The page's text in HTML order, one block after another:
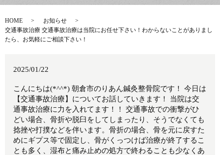
HOME
お知らせ
交通事故治療 交通事故治療は当院にお任せ下さい！わからないことがありまし
たら、お気軽にご相談下さい！
2025/01/22
こんにちは(*^^*) 朝倉市のりあん鍼灸整骨院です！ 今日は
【交通事故治療】についてお話していきます！ 当院は交
通事故治療に力を入れてます！！ 交通事故での衝撃がひ
どい場合、骨折や脱臼をしてしまったり、そうでなくても
捻挫や打撲などを伴います。骨折の場合、骨を元に戻すた
めにギプス等で固定し、骨がくっつけば治療が終了するこ
とも多く、湿布と痛み止めの処方で終わることも少なくあ